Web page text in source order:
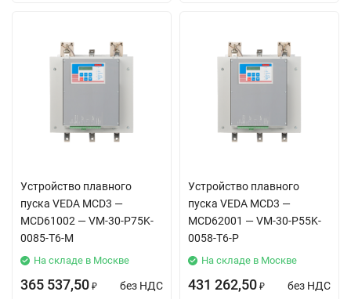
Устройство плавного
пуска VEDA MCD3 —
MCD61002 — VM-30-P75K-
0085-T6-M
На складе в Москве
365 537,50 ₽ без НДС
Устройство плавного
пуска VEDA MCD3 —
MCD62001 — VM-30-P55K-
0058-T6-P
На складе в Москве
431 262,50 ₽ без НДС